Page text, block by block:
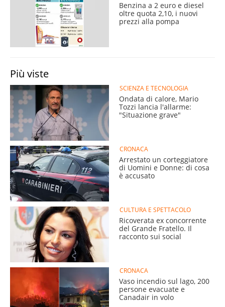
Benzina a 2 euro e diesel
oltre quota 2,10, i nuovi
prezzi alla pompa
Più viste
SCIENZA E TECNOLOGIA
Ondata di calore, Mario
Tozzi lancia l'allarme:
"Situazione grave"
CRONACA
Arrestato un corteggiatore
di Uomini e Donne: di cosa
è accusato
CULTURA E SPETTACOLO
Ricoverata ex concorrente
del Grande Fratello. Il
racconto sui social
CRONACA
Vaso incendio sul lago, 200
persone evacuate e
Canadair in volo